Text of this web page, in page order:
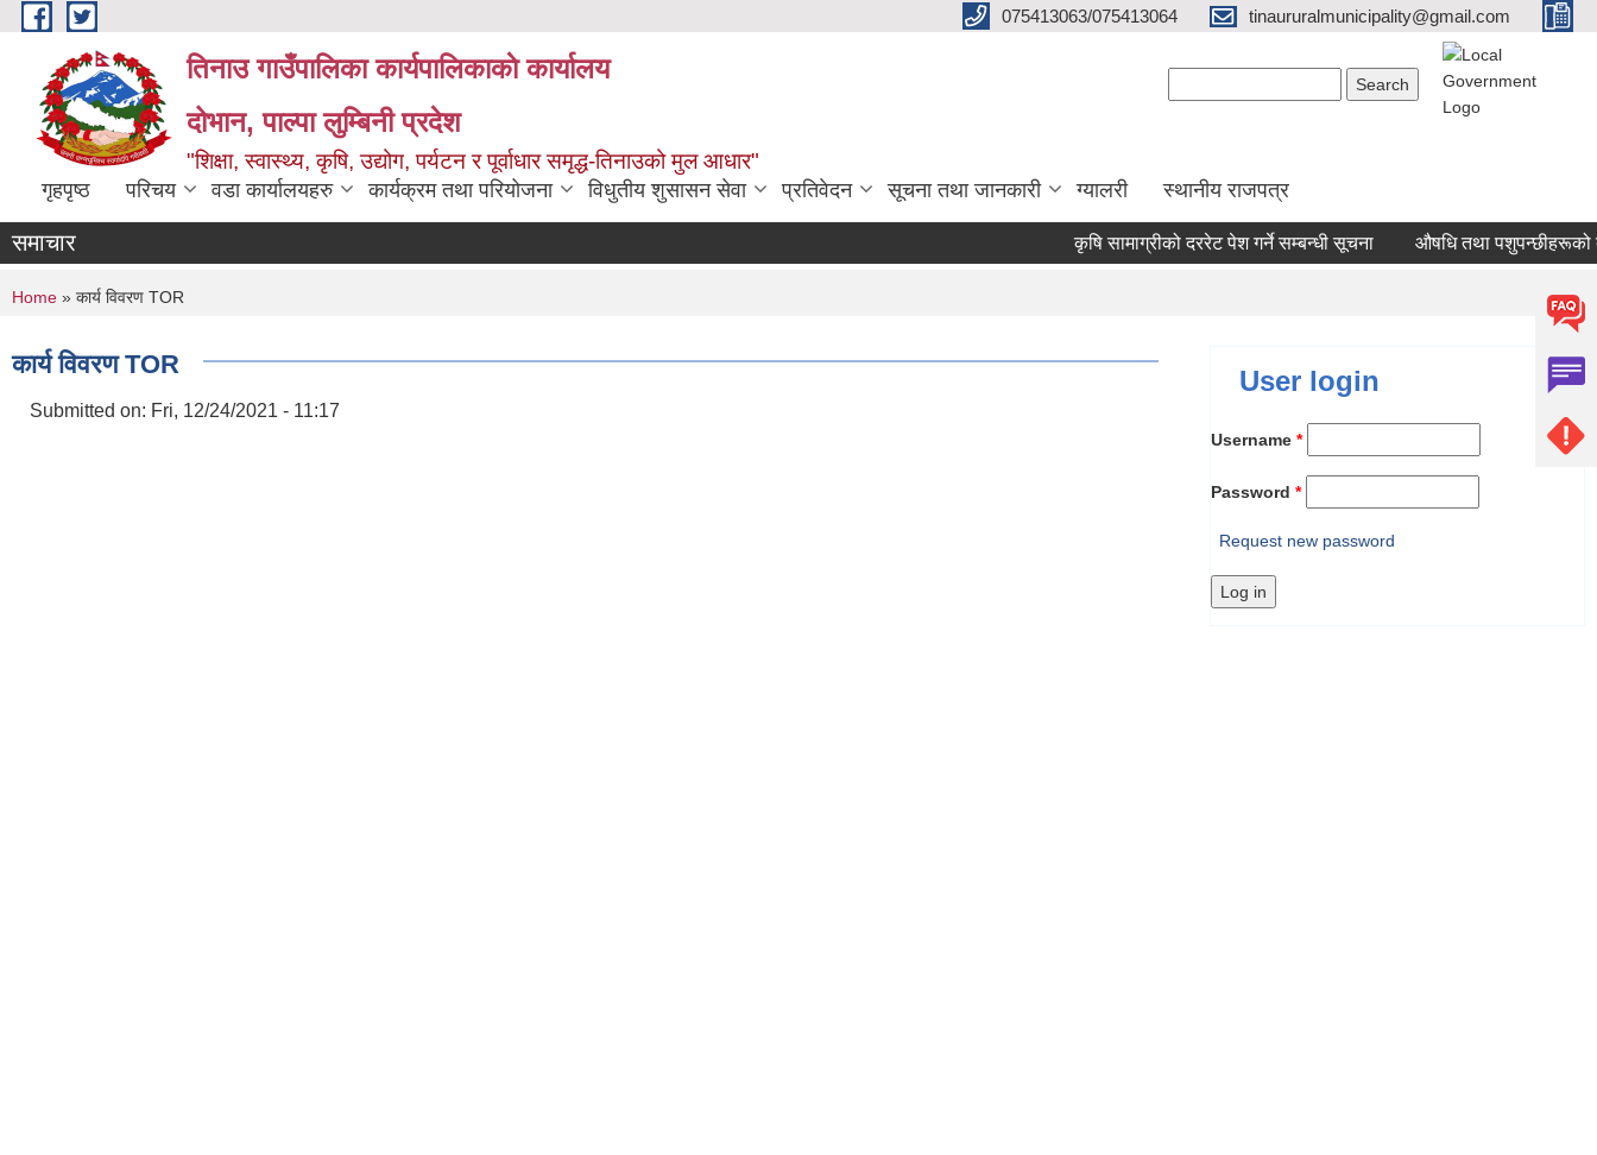
Skip to main content 075413063/075413064 tinaururalmunicipality@gmail.com
तिनाउ गाउँपालिका कार्यपालिकाकाे कार्यालय
दोभान, पाल्पा लुम्बिनी प्रदेश
"शिक्षा, स्वास्थ्य, कृषि, उद्योग, पर्यटन र पूर्वाधार समृद्ध-तिनाउको मुल आधार"
गृहपृष्ठ परिचय वडा कार्यालयहरु कार्यक्रम तथा परियोजना विधुतीय शुसासन सेवा प्रतिवेदन सूचना तथा जानकारी ग्यालरी स्थानीय राजपत्र
समाचार कृषि सामाग्रीको दररेट पेश गर्ने सम्बन्धी सूचना औषधि तथा पशुपन्छीहरूको
You are here
Home » कार्य विवरण TOR
कार्य विवरण TOR
Submitted on: Fri, 12/24/2021 - 11:17
User login
Username *
Password *
Request new password